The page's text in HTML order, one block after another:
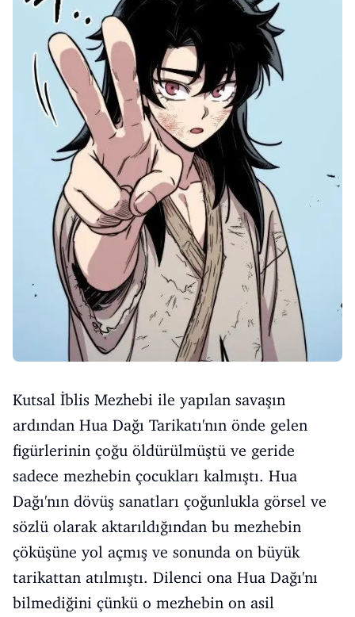
Kutsal İblis Mezhebi ile yapılan savaşın
ardından Hua Dağı Tarikatı'nın önde gelen
figürlerinin çoğu öldürülmüştü ve geride
sadece mezhebin çocukları kalmıştı. Hua
Dağı'nın dövüş sanatları çoğunlukla görsel ve
sözlü olarak aktarıldığından bu mezhebin
çöküşüne yol açmış ve sonunda on büyük
tarikattan atılmıştı. Dilenci ona Hua Dağı'nı
bilmediğini çünkü o mezhebin on asil